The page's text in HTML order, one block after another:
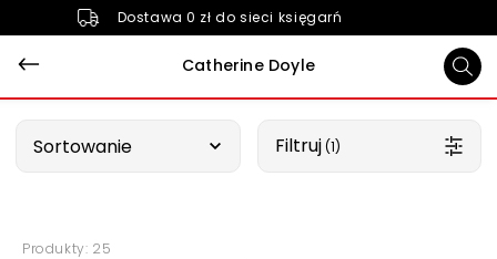
Dostawa 0 zł do sieci księgarń
Catherine Doyle
Sortowanie Filtruj (1)
Produkty: 25